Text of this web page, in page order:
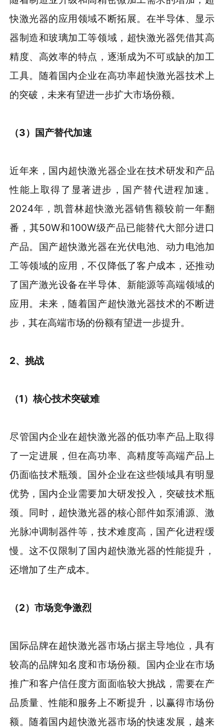
快激光器的应用领域不断拓展。在半导体、显示
器制造和玻璃加工等领域，超快激光器凭借其高
精度、高效率的特点，逐渐成为不可或缺的加工
工具。随着国内企业在高功率超快激光器技术上
的突破，未来有望进一步扩大市场份额。
（3）国产替代加速
近年来，国内超快激光器企业在技术研发和产品
性能上取得了显著进步，国产替代进程加速。
2024年，凯普林超快激光器销售额较前一年翻
番，其50W和100W级产品已能替代大部分进口
产品。国产超快激光器在光伏电池、动力电池加
工等领域的应用，不仅降低了客户成本，还推动
了国产激光设备在半导体、新能源等高端领域的
应用。未来，随着国产超快激光器技术的不断进
步，其在高端市场的份额有望进一步提升。
2、挑战
（1）核心技术突破难
尽管国内企业在超快激光器的低功率产品上取得
了一定进展，但在高功率、高精度等高端产品上
仍面临技术瓶颈。国外企业在这些领域具有明显
优势，国内企业需要加大研发投入，突破技术瓶
颈。同时，超快激光器的核心部件如泵浦源、激
光脉冲调制器件等，技术难度高，国产化进程缓
慢。这不仅限制了国内超快激光器的性能提升，
还增加了生产成本。
（2）市场竞争激烈
国际品牌在超快激光器市场占据主导地位，具有
较高的品牌知名度和市场份额。国内企业在市场
推广和客户信任度方面面临较大挑战，需要在产
品质量、性能和服务上不断提升，以赢得市场份
额。随着国内超快激光器市场的快速发展，越来